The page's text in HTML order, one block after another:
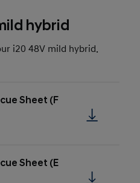
hybrid
i20 48V mild hybrid.
Sheet (F
Sheet (E